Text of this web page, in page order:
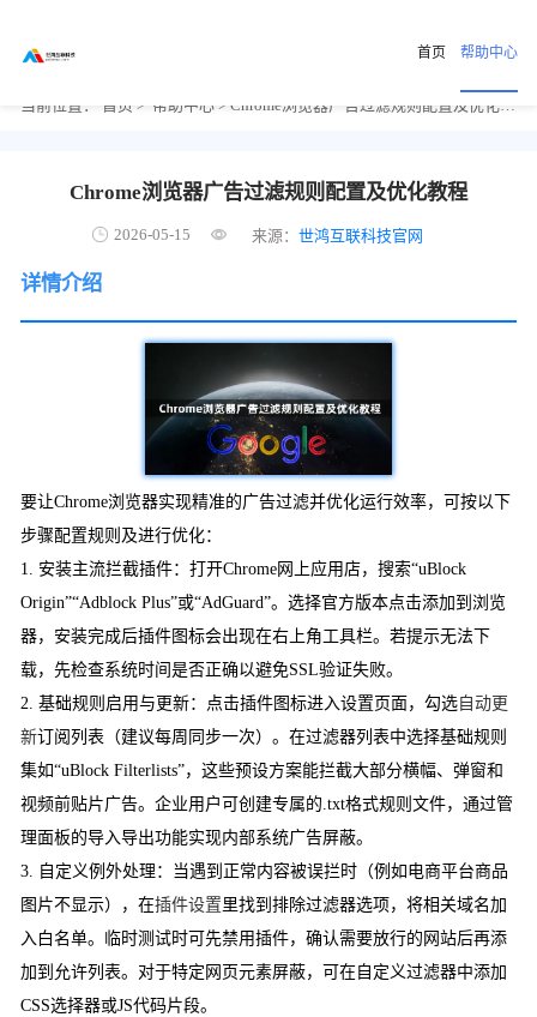
首页 帮助中心
当前位置： 首页 > 帮助中心 > Chrome浏览器广告过滤规则配置及优化教程
Chrome浏览器广告过滤规则配置及优化教程
2026-05-15 来源：世鸿互联科技官网
详情介绍
要让Chrome浏览器实现精准的广告过滤并优化运行效率，可按以下
步骤配置规则及进行优化：
1. 安装主流拦截插件：打开Chrome网上应用店，搜索“uBlock
Origin”“Adblock Plus”或“AdGuard”。选择官方版本点击添加到浏览
器，安装完成后插件图标会出现在右上角工具栏。若提示无法下
载，先检查系统时间是否正确以避免SSL验证失败。
2. 基础规则启用与更新：点击插件图标进入设置页面，勾选 自动更
新订阅列表（建议每周同步一次）。在过滤器列表中选择基础规则
集如“uBlock Filterlists”，这些预设方案能拦截大部分横幅、弹窗和
视频前贴片广告。企业用户可创建专属的.txt格式规则文件，通过管
理面板的导入导出功能实现内部系统广告屏蔽。
3. 自定义例外处理：当遇到正常内容被误拦时（例如电商平台商品
图片不显示），在插件设置里找到排除过滤器选项，将相关域名加
入白名单。临时测试时可先禁用插件，确认需要放行的网站后再添
加到允许列表。对于特定网页元素屏蔽，可在自定义过滤器中添加
CSS选择器或JS代码片段。